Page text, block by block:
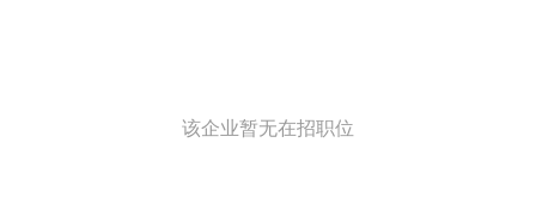
该企业暂无在招职位